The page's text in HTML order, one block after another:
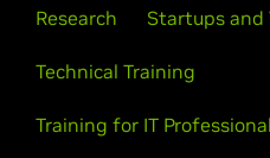
Research Startups and
Technical Training
Training for IT